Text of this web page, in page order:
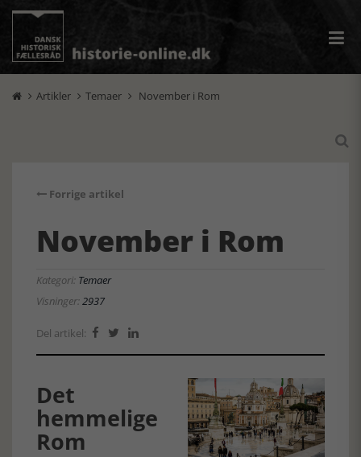
 Artikler  Temaer  November i Rom

Forrige artikel
November i Rom
Kategori: Temaer
Visninger:2937
Del artikel:   
Det
hemmelige
Rom